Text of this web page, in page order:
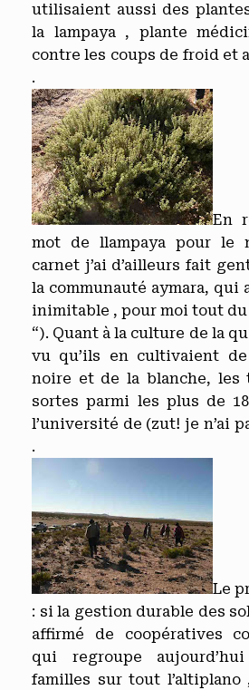
utilisaient aussi des
la lampaya , plante
contre les coups de froid et
.
En
mot de llampaya pour le
carnet j’ai d’ailleurs fait
la communauté aymara, qui
inimitable , pour moi tout du
“). Quant à la culture de la
vu qu’ils en cultivaient
noire et de la blanche, les
sortes parmi les plus de
l’université de (zut! je n’ai
.
Le
: si la gestion durable des
affirmé de coopératives
qui regroupe
familles sur tout l’altiplano